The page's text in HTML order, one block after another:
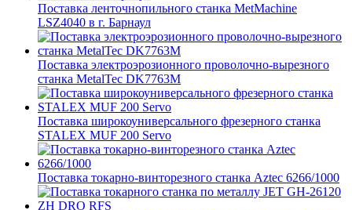
Поставка ленточнопильного станка MetMachine
LSZ4040 в г. Барнаул
Поставка электроэрозионного проволочно-вырезного
станка MetalTec DK7763M
Поставка широкоуниверсального фрезерного станка
STALEX MUF 200 Servo
Поставка токарно-винторезного станка Aztec 6266/1000